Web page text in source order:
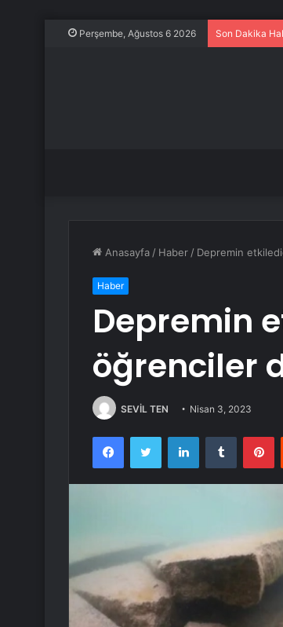
Perşembe, Ağustos 6 2026 Son Dakika
Anasayfa / Haber / Depremin
Haber
Depremin
öğrenciler
SEVİL TEN Nisan 3, 2023
FacebookTwitter LinkedInTumblr